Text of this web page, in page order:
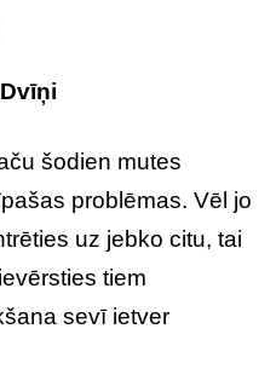
Dvīņi
šodien mutes
problēmas. Vēl jo
uz jebko citu, tai
tiem
sevī ietver